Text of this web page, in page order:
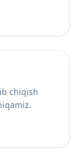
chiqish